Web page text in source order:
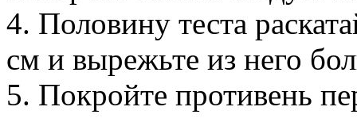
4. Половину теста
см и вырежьте из него
5. Покройте противень